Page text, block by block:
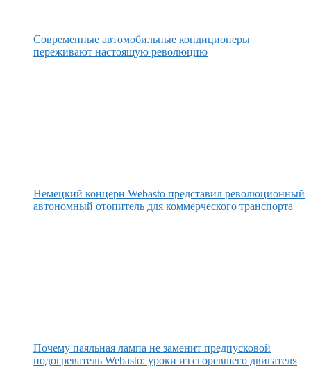
Современные автомобильные кондиционеры
переживают настоящую революцию
Немецкий концерн Webasto представил революционный
автономный отопитель для коммерческого транспорта
Почему паяльная лампа не заменит предпусковой
подогреватель Webasto: уроки из сгоревшего двигателя